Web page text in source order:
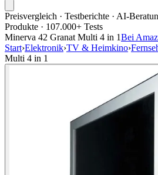
Preisvergleich · Testberichte · AI-
Produkte · 107.000+ Tests
Minerva 42 Granat Multi 4 in 1Bei
Start›Elektronik›TV & Heimkino›
Multi 4 in 1